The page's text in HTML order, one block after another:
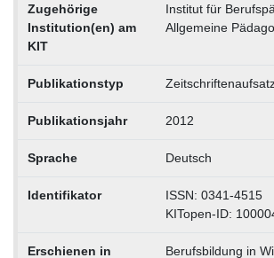
Zugehörige
Institution(en) am
KIT
Institut für
Allgemeine
Publikationstyp
Publikationsjahr 2012
Sprache Deutsch
Identifikator
ISSN: 0341-4515
KITopen-ID:
Erschienen in Berufsbildung in